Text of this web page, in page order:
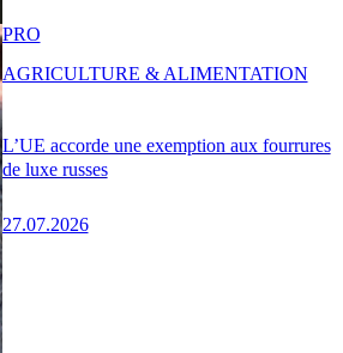
L’UE accorde une exemption aux fourrures
de luxe russes
27.07.2026
PRO
AGRICULTURE & ALIMENTATION